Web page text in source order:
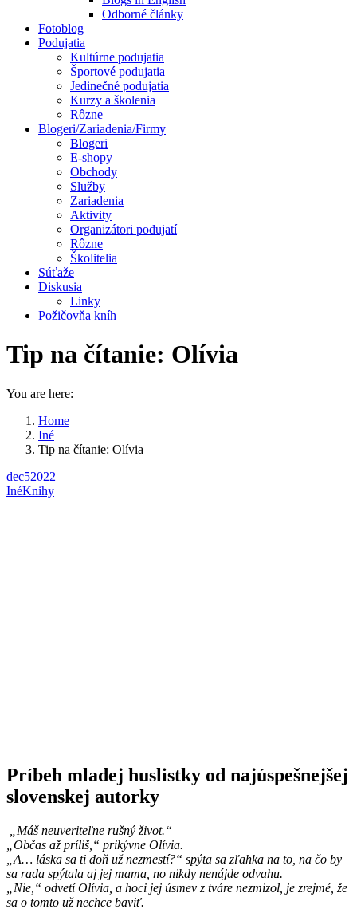
Odborné články
Fotoblog
Podujatia
Kultúrne podujatia
Športové podujatia
Jedinečné podujatia
Kurzy a školenia
Rôzne
Blogeri/Zariadenia/Firmy
Blogeri
E-shopy
Obchody
Služby
Zariadenia
Aktivity
Organizátori podujatí
Rôzne
Školitelia
Súťaže
Diskusia
Linky
Požičovňa kníh
Tip na čítanie: Olívia
You are here:
Home
Iné
Tip na čítanie: Olívia
dec52022
InéKnihy
Príbeh mladej huslistky od najúspešnejšej
slovenskej autorky
„Máš neuveriteľne rušný život.“
„Občas až príliš,“ prikývne Olívia.
„A… láska sa ti doň už nezmestí?“ spýta sa zľahka na to, na čo by
sa rada spýtala aj jej mama, no nikdy nenájde odvahu.
„Nie,“ odvetí Olívia, a hoci jej úsmev z tváre nezmizol, je zrejmé, že
sa o tomto už nechce baviť.